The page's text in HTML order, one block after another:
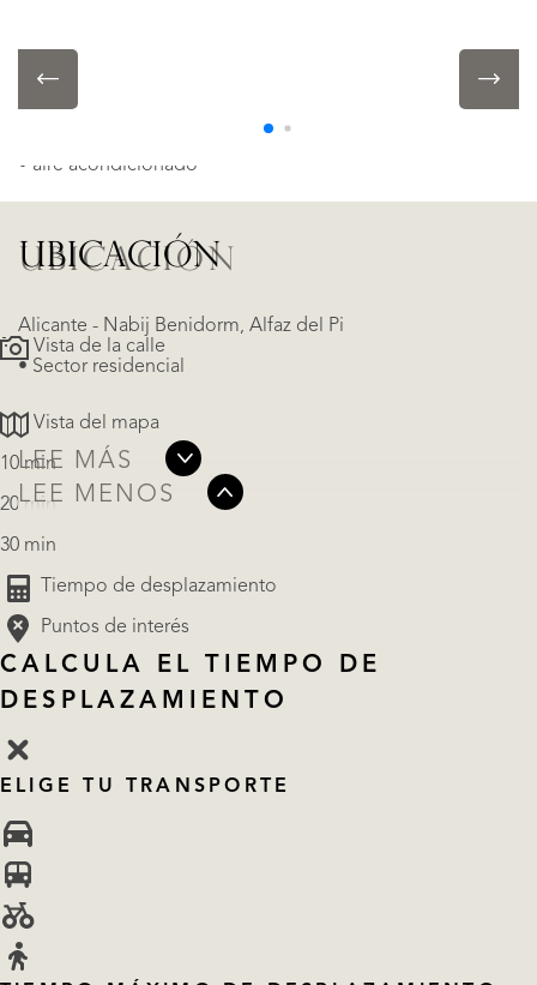
DETALLES DEL OBJETO
• aire acondicionado
UBICACIÓN
Alicante - Nabij Benidorm, Alfaz del Pi
• Sector residencial
LEE MÁS
LEE MENOS
UBICACIÓN
Vista de la calle
Vista del mapa
10 min
20 min
30 min
Tiempo de desplazamiento
Puntos de interés
CALCULA EL TIEMPO DE
DESPLAZAMIENTO
ELIGE TU TRANSPORTE